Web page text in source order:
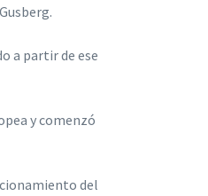
a partir de ese
y comenzó
del